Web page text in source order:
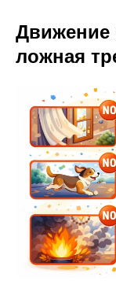
Движение
ложная